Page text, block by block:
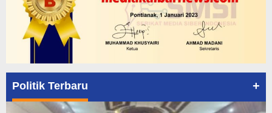
Politik Terbaru +